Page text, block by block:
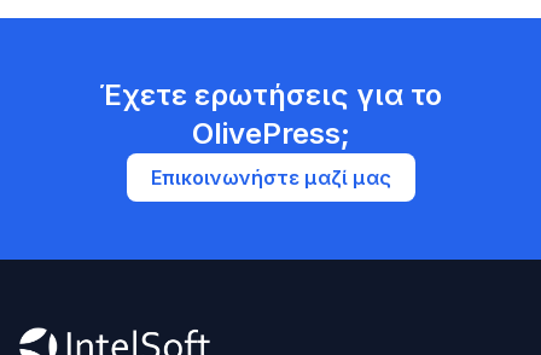
Έχετε ερωτήσεις για το
OlivePress;
Επικοινωνήστε μαζί μας